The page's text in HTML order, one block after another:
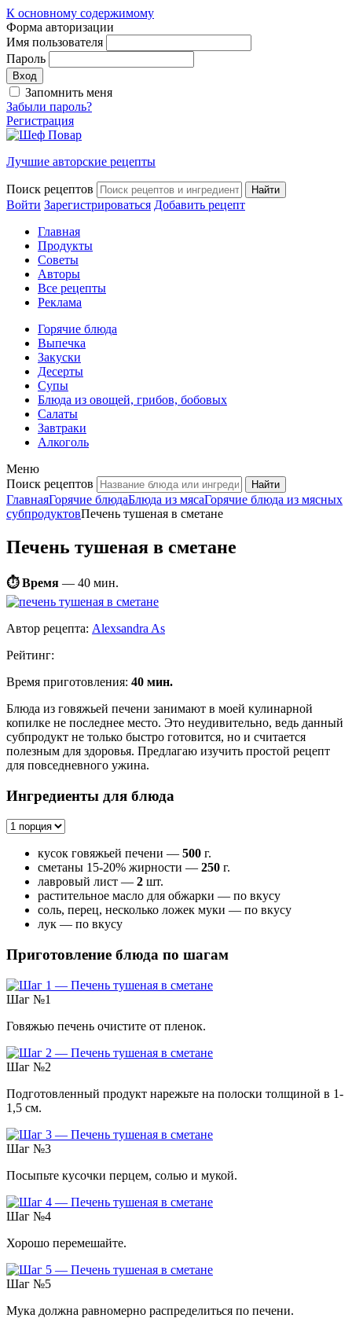
К основному содержимому
Форма авторизации
Имя пользователя
Пароль
Запомнить меня
Забыли пароль?
Регистрация
Лучшие авторские рецепты
Поиск рецептов
Войти Зарегистрироваться Добавить рецепт
Главная
Продукты
Советы
Авторы
Все рецепты
Реклама
Горячие блюда
Выпечка
Закуски
Десерты
Супы
Блюда из овощей, грибов, бобовых
Салаты
Завтраки
Алкоголь
Меню
Поиск рецептов
ГлавнаяГорячие блюдаБлюда из мясаГорячие блюда из мясных
субпродуктовПечень тушеная в сметане
Печень тушеная в сметане
⏱ Время — 40 мин.
Автор рецепта: Alexsandra As
Рейтинг:
Время приготовления: 40 мин.
Блюда из говяжьей печени занимают в моей кулинарной
копилке не последнее место. Это неудивительно, ведь данный
субпродукт не только быстро готовится, но и считается
полезным для здоровья. Предлагаю изучить простой рецепт
для повседневного ужина.
Ингредиенты для блюда
кусок говяжьей печени — 500 г.
сметаны 15-20% жирности — 250 г.
лавровый лист — 2 шт.
растительное масло для обжарки — по вкусу
соль, перец, несколько ложек муки — по вкусу
лук — по вкусу
Приготовление блюда по шагам
Шаг №1
Говяжью печень очистите от пленок.
Шаг №2
Подготовленный продукт нарежьте на полоски толщиной в 1-
1,5 см.
Шаг №3
Посыпьте кусочки перцем, солью и мукой.
Шаг №4
Хорошо перемешайте.
Шаг №5
Мука должна равномерно распределиться по печени.